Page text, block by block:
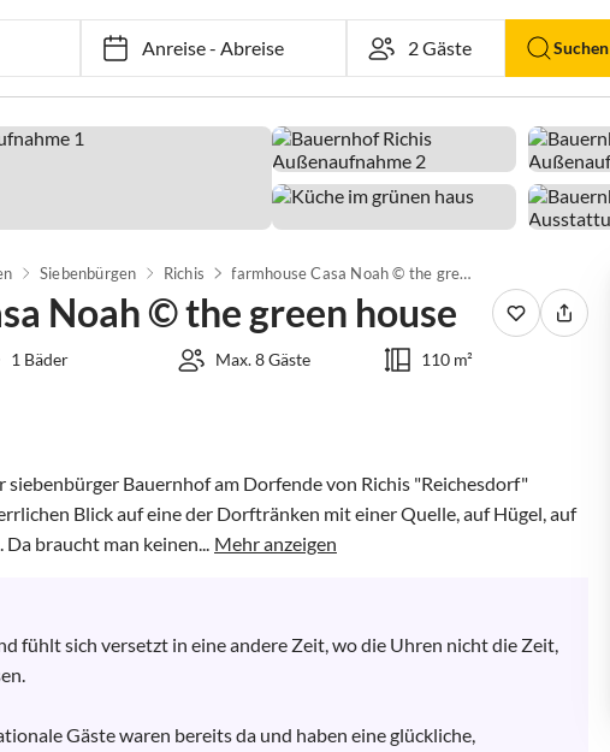
Anreise-Abreise Suchen
Siebenbürgen Richis farmhouse Casa Noah © the green house
Noah © the green house
1 Bäder Max. 8 Gäste 110 m²
siebenbürger Bauernhof am Dorfende von Richis "Reichesdorf"
Blick auf eine der Dorftränken mit einer Quelle, auf Hügel, auf
braucht man keinen... Mehr anzeigen
fühlt sich versetzt in eine andere Zeit, wo die Uhren nicht die Zeit,
Gäste waren bereits da und haben eine glückliche,